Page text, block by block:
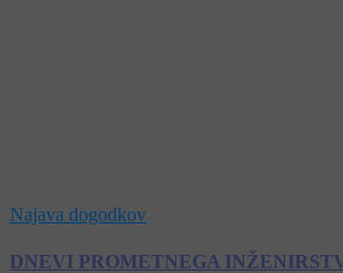
Najava dogodkov
DNEVI PROMETNEGA